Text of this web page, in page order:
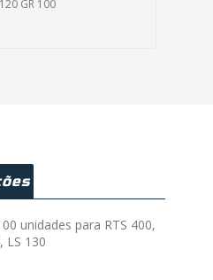
GR 100
unidades para RTS 400,
LS 130